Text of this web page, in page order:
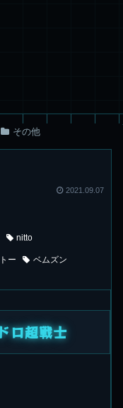
その他
2021.09.07
nitto
ー ベムズン
ロ超戦士